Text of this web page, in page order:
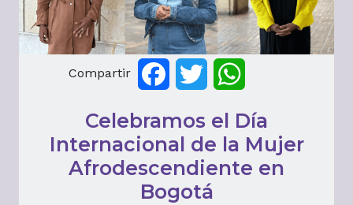
Compartir FacebookTwitter
Celebramos el Día
Internacional de la Mujer
Afrodescendiente en
Bogotá